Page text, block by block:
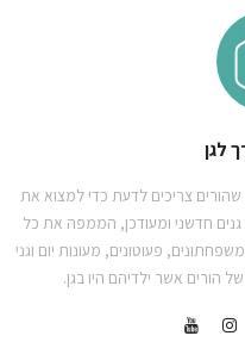
לגן
צריכים לדעת כדי למצוא את
גנים חדשני ומעודכן, הממפה את כל
פעוטונים, מעונות יום וגני
הורים אשר ילדיהם היו בגן.